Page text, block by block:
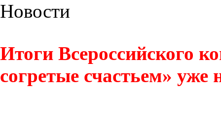
Новости
Итоги Всероссийского
согретые счастьем» уже